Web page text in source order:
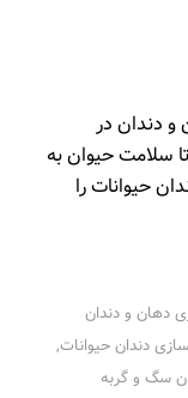
و دندان در
سلامت حیوان به
حیوانات را
دهان و دندان
دندان حیوانات,
سگ و گربه